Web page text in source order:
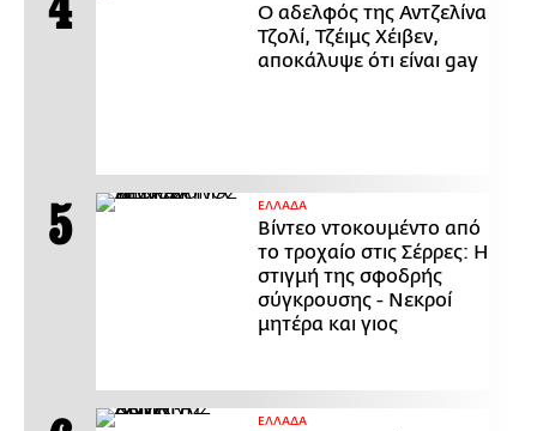
Ο αδελφός της Αντζελίνα
Τζολί, Τζέιμς Χέιβεν,
αποκάλυψε ότι είναι gay
ΕΛΛΑΔΑ
Βίντεο ντοκουμέντο από
το τροχαίο στις Σέρρες: Η
στιγμή της σφοδρής
σύγκρουσης - Νεκροί
μητέρα και γιος
ΕΛΛΑΔΑ